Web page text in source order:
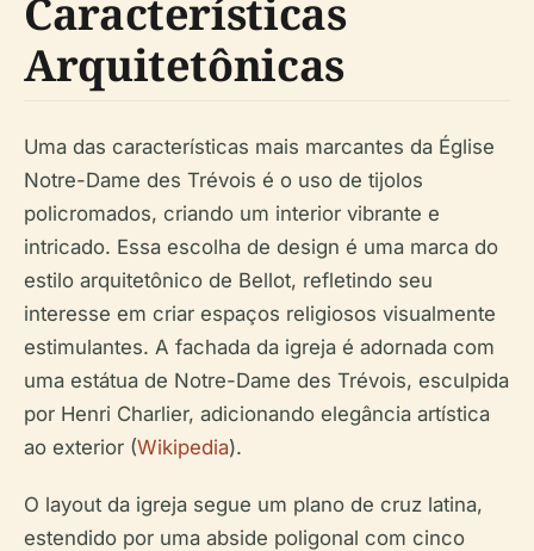
Características
Arquitetônicas
Uma das características mais marcantes da Église
Notre-Dame des Trévois é o uso de tijolos
policromados, criando um interior vibrante e
intricado. Essa escolha de design é uma marca do
estilo arquitetônico de Bellot, refletindo seu
interesse em criar espaços religiosos visualmente
estimulantes. A fachada da igreja é adornada com
uma estátua de Notre-Dame des Trévois, esculpida
por Henri Charlier, adicionando elegância artística
ao exterior (Wikipedia).
O layout da igreja segue um plano de cruz latina,
estendido por uma abside poligonal com cinco